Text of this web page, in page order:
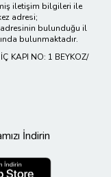
iletişim bilgileri ile
adresi;
adresinin bulunduğu il
bulunmaktadır.
KAPI NO: 1 BEYKOZ/
İndirin